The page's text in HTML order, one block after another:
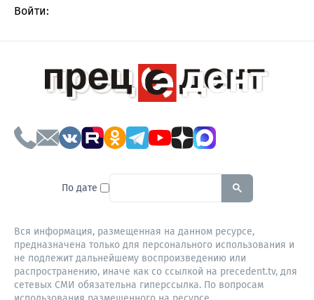
Войти:
По дате To search this site, enter a
Вся информация, размещенная на данном ресурсе,
предназначена только для персонального использования и
не подлежит дальнейшему воспроизведению или
распространению, иначе как со ссылкой на precedent.tv, для
сетевых СМИ обязательна гиперссылка. По вопросам